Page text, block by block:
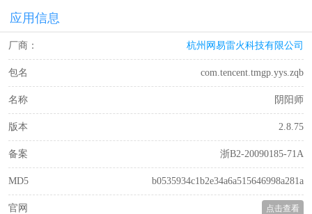
应用信息
厂商： 杭州网易雷火科技有限公司
包名 com.tencent.tmgp.yys.zqb
名称 阴阳师
版本 2.8.75
备案 浙B2-20090185-71A
MD5 b0535934c1b2e34a6a515646998a281a
官网 点击查看